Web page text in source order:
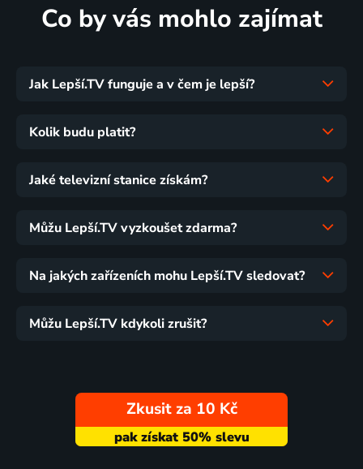
Co by vás mohlo zajímat
Jak Lepší.TV funguje a v čem je lepší?
Kolik budu platit?
Jaké televizní stanice získám?
Můžu Lepší.TV vyzkoušet zdarma?
Na jakých zařízeních mohu Lepší.TV sledovat?
Můžu Lepší.TV kdykoli zrušit?
Zkusit za 10 Kč